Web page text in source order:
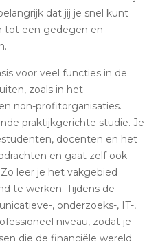
dat jij je snel kunt
tot een gedegen en
voor veel functies in de
zoals in het
non-profitorganisaties.
praktijkgerichte studie. Je
docenten en het
en gaat zelf ook
leer je het vakgebied
te werken. Tijdens de
, onderzoeks-, IT-,
niveau, zodat je
die de financiële wereld